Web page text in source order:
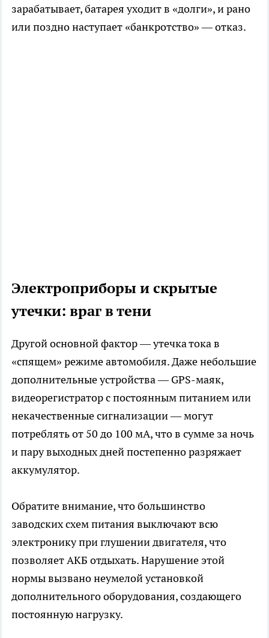
зарабатывает, батарея уходит в «долги», и рано
или поздно наступает «банкротство» — отказ.
Электроприборы и скрытые
утечки: враг в тени
Другой основной фактор — утечка тока в
«спящем» режиме автомобиля. Даже небольшие
дополнительные устройства — GPS-маяк,
видеорегистратор с постоянным питанием или
некачественные сигнализации — могут
потреблять от 50 до 100 мА, что в сумме за ночь
и пару выходных дней постепенно разряжает
аккумулятор.
Обратите внимание, что большинство
заводских схем питания выключают всю
электронику при глушении двигателя, что
позволяет АКБ отдыхать. Нарушение этой
нормы вызвано неумелой установкой
дополнительного оборудования, создающего
постоянную нагрузку.